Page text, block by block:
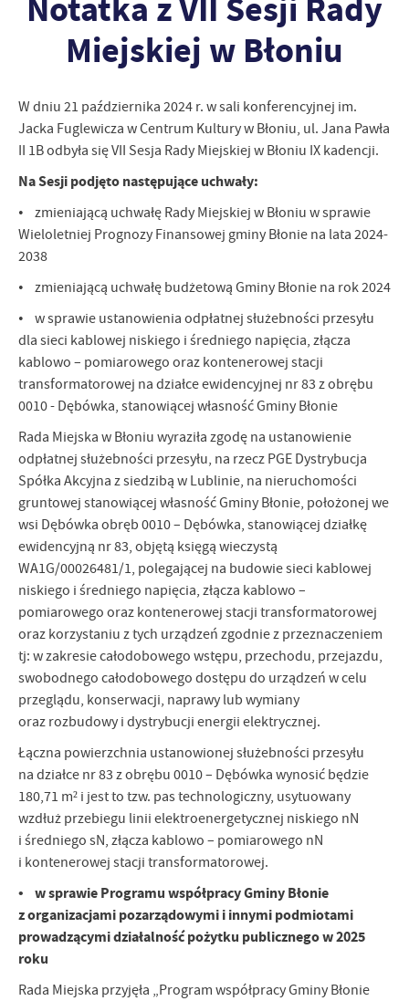
Notatka z VII Sesji Rady
Miejskiej w Błoniu
W dniu 21 października 2024 r. w sali konferencyjnej im.
Jacka Fuglewicza w Centrum Kultury w Błoniu, ul. Jana Pawła
II 1B odbyła się VII Sesja Rady Miejskiej w Błoniu IX kadencji.
Na Sesji podjęto następujące uchwały:
• zmieniającą uchwałę Rady Miejskiej w Błoniu w sprawie
Wieloletniej Prognozy Finansowej gminy Błonie na lata 2024-
2038
• zmieniającą uchwałę budżetową Gminy Błonie na rok 2024
• w sprawie ustanowienia odpłatnej służebności przesyłu
dla sieci kablowej niskiego i średniego napięcia, złącza
kablowo – pomiarowego oraz kontenerowej stacji
transformatorowej na działce ewidencyjnej nr 83 z obrębu
0010 - Dębówka, stanowiącej własność Gminy Błonie
Rada Miejska w Błoniu wyraziła zgodę na ustanowienie
odpłatnej służebności przesyłu, na rzecz PGE Dystrybucja
Spółka Akcyjna z siedzibą w Lublinie, na nieruchomości
gruntowej stanowiącej własność Gminy Błonie, położonej we
wsi Dębówka obręb 0010 – Dębówka, stanowiącej działkę
ewidencyjną nr 83, objętą księgą wieczystą
WA1G/00026481/1, polegającej na budowie sieci kablowej
niskiego i średniego napięcia, złącza kablowo –
pomiarowego oraz kontenerowej stacji transformatorowej
oraz korzystaniu z tych urządzeń zgodnie z przeznaczeniem
tj: w zakresie całodobowego wstępu, przechodu, przejazdu,
swobodnego całodobowego dostępu do urządzeń w celu
przeglądu, konserwacji, naprawy lub wymiany
oraz rozbudowy i dystrybucji energii elektrycznej.
Łączna powierzchnia ustanowionej służebności przesyłu
na działce nr 83 z obrębu 0010 – Dębówka wynosić będzie
180,71 m² i jest to tzw. pas technologiczny, usytuowany
wzdłuż przebiegu linii elektroenergetycznej niskiego nN
i średniego sN, złącza kablowo – pomiarowego nN
i kontenerowej stacji transformatorowej.
• w sprawie Programu współpracy Gminy Błonie
z organizacjami pozarządowymi i innymi podmiotami
prowadzącymi działalność pożytku publicznego w 2025
roku
Rada Miejska przyjęła „Program współpracy Gminy Błonie
zapamiętanie wprowadzonych przez Ciebie ustawień oraz
personalizację określonych funkcjonalności czy prezentowanych
korzystania z funkcjonalności naszej strony poprzez dopasowanie
jej do Twoich indywidualnych preferencji. Wyrażenie zgody na
funkcjonalne i personalizacyjne pliki cookies gwarantuje
dostępność większej ilości funkcji na stronie.
Analityczne
dostosowywać do Twoich potrzeb.
Cookies analityczne pozwalają na uzyskanie informacji w zakresie
wykorzystywania witryny internetowej, miejsca oraz częstotliwości,
z jaką odwiedzane są nasze serwisy www. Dane pozwalają nam na
popularności wśród użytkowników. Zgromadzone informacje są
analityczne pliki cookies gwarantuje dostępność wszystkich
funkcjonalności.
Więcej
informacje i aktualności na stronach naszych partnerów.
Promocyjne pliki cookies służą do prezentowania Ci naszych
komunikatów na podstawie analizy Twoich upodobań oraz Twoich
zwyczajów dotyczących przeglądanej witryny internetowej. Treści
promocyjne mogą pojawić się na stronach podmiotów trzecich lub
Firmy te działają w charakterze pośredników prezentujących nasze
treści w postaci wiadomości, ofert, komunikatów mediów
społecznościowych.
Więcej